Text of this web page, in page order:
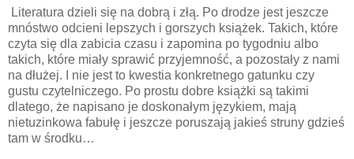
Literatura dzieli się na dobrą i złą. Po drodze jest jeszcze
mnóstwo odcieni lepszych i gorszych książek. Takich, które
czyta się dla zabicia czasu i zapomina po tygodniu albo
takich, które miały sprawić przyjemność, a pozostały z nami
na dłużej. I nie jest to kwestia konkretnego gatunku czy
gustu czytelniczego. Po prostu dobre książki są takimi
dlatego, że napisano je doskonałym językiem, mają
nietuzinkowa fabułę i jeszcze poruszają jakieś struny gdzieś
tam w środku…